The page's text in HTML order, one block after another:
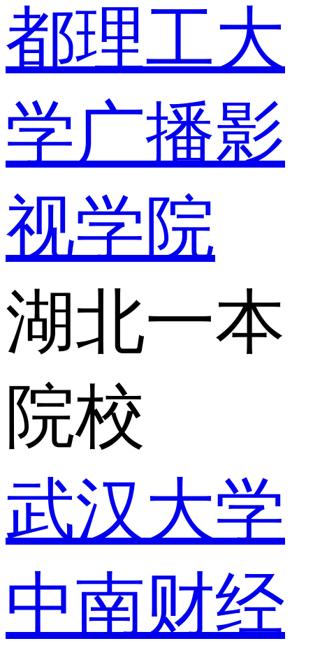
都理工大
学广播影
视学院
湖北一本
院校
武汉大学
中南财经